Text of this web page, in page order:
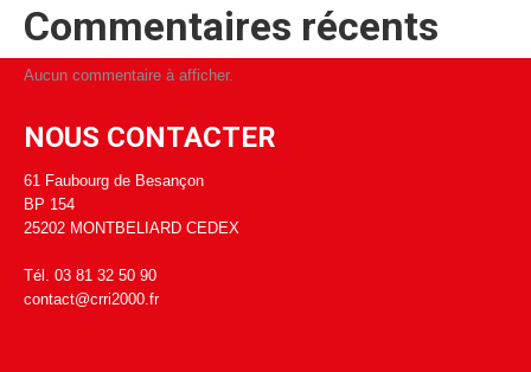
Commentaires récents
Aucun commentaire à afficher.
NOUS CONTACTER
61 Faubourg de Besançon
BP 154
25202 MONTBELIARD CEDEX
Tél. 03 81 32 50 90
contact@crri2000.fr